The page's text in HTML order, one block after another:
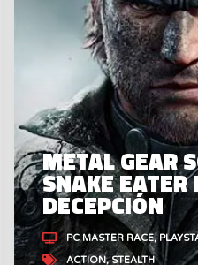
METAL GEAR
SNAKE EATER
DECEPCIÓN
PC MASTER RACE
ACTION STEALTH